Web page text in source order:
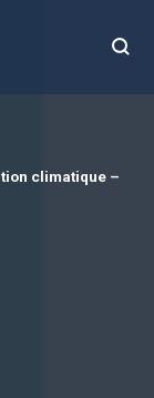
climatique –